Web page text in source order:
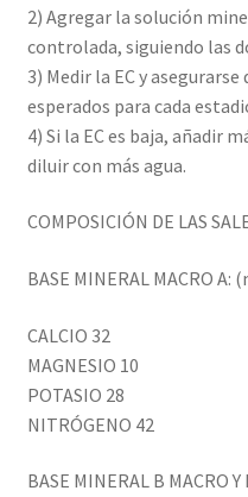
2) Agregar la solución
controlada, siguiendo las
3) Medir la EC y
esperados para cada
4) Si la EC es baja, añadir
diluir con más agua.
COMPOSICIÓN DE LAS
BASE MINERAL MACRO A:
CALCIO 32
MAGNESIO 10
POTASIO 28
NITRÓGENO 42
BASE MINERAL B MACRO